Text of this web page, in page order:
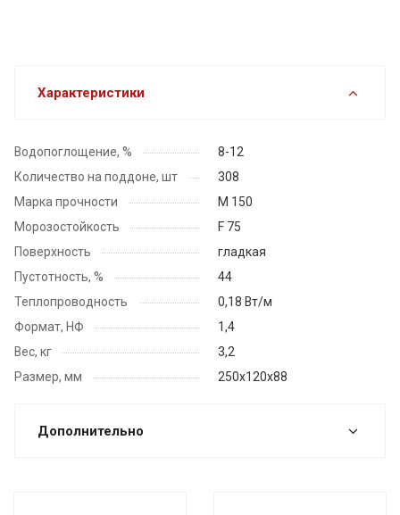
Характеристики
Водопоглощение, %
8-12
Количество на поддоне, шт
308
Марка прочности
М 150
Морозостойкость
F 75
Поверхность
гладкая
Пустотность, %
44
Теплопроводность
0,18 Вт/м
Формат, НФ
1,4
Вес, кг
3,2
Размер, мм
250x120х88
Дополнительно